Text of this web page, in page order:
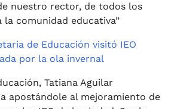
nuestro rector, de todos los
comunidad educativa”
de Educación visitó IEO
por la ola invernal
Tatiana Aguilar
apostándole al mejoramiento de